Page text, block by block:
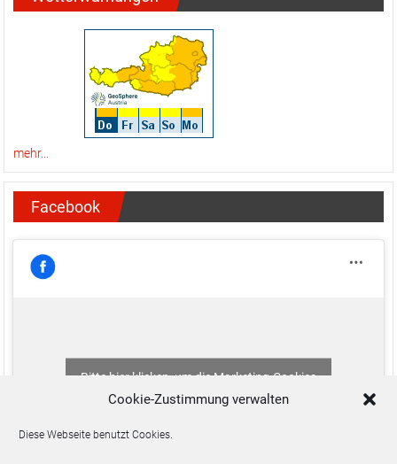
Cookie-Zustimmung verwalten
Diese Webseite benutzt Cookies.
mehr...
Facebook
Bitte hier klicken, um die Marketing-Cookies
zu akzeptieren und diesen Inhalt zu aktivieren